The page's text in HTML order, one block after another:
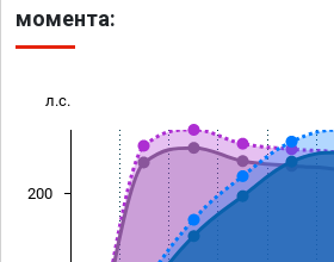
момента:
л.с.
200